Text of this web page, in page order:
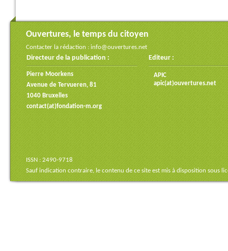
Ouvertures, le temps du citoyen
Contacter la rédaction : info@ouvertures.net
Directeur de la publication :
Pierre Moorkens
Avenue de Tervueren, 81
1040 Bruxelles
contact(at)fondation-m.org
Editeur :
APIC
apic(at)ouvertures.net
ISSN : 2490-9718
Sauf indication contraire, le contenu de ce site est mis à disposition sous